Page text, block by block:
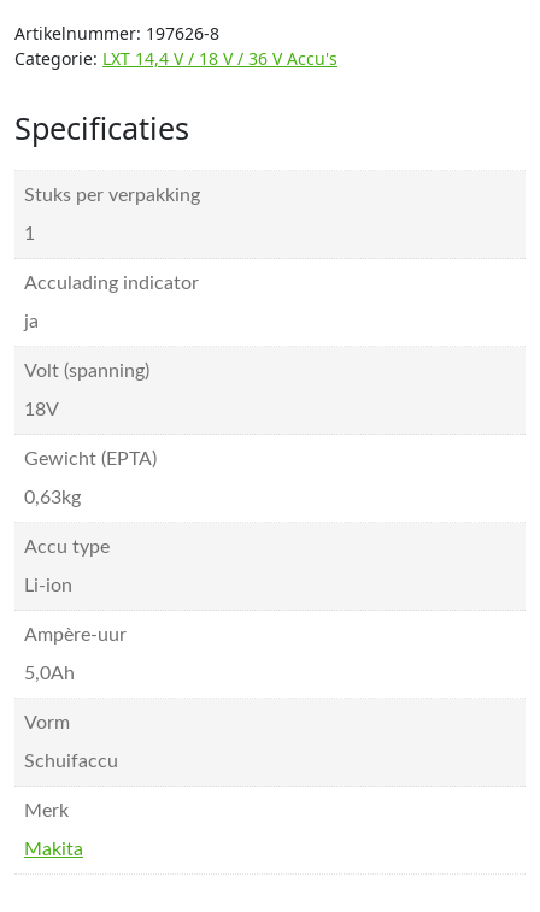
Artikelnummer: 197626-8
Categorie: LXT 14,4 V / 18 V / 36 V Accu's
Specificaties
Stuks per verpakking
1
Acculading indicator
ja
Volt (spanning)
18V
Gewicht (EPTA)
0,63kg
Accu type
Li-ion
Ampère-uur
5,0Ah
Vorm
Schuifaccu
Merk
Makita